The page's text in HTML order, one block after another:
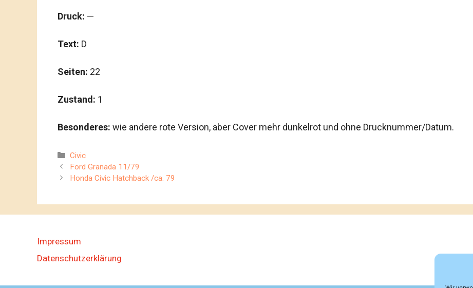
Druck: —
Text: D
Seiten: 22
Zustand: 1
Besonderes: wie andere rote Version, aber Cover mehr dunkelrot und ohne Drucknummer/Datum.
Kategorien
Civic
Ford Granada 11/79
Honda Civic Hatchback /ca. 79
Impressum
Datenschutzerklärung